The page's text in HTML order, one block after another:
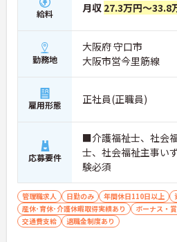
給料 月収 27.3万円～33.8
勤務地
大阪府 守口市
大阪市営今里筋線
雇用形態 正社員(正職員)
応募要件
■介護福祉士、社会
士、社会福祉主事い
験必須
管理職求人 日勤のみ 年間休日110日以上
産休･育休･介護休暇取得実績あり
ボーナス・
交通費支給
退職金制度あり